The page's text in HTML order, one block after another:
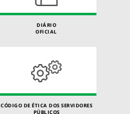
DIÁRIO
OFICIAL
CÓDIGO DE ÉTICA DOS SERVIDORES
PÚBLICOS